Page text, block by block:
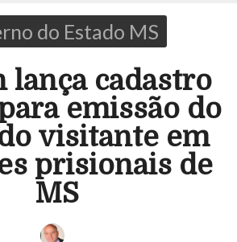
do Estado MS
lança cadastro
emissão do
visitante em
prisionais de
MS